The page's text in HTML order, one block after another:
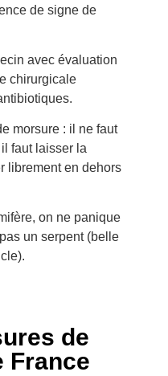
de signe de
avec évaluation
chirurgicale
morsure : il ne faut
faut laisser la
librement en dehors
on ne panique
un serpent (belle
de
France